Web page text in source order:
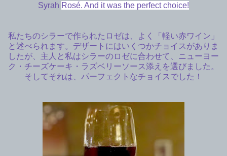
Syrah Rosé. And it was the perfect choice!
私たちのシラーで作られたロゼは、よく「軽い赤ワイン」
と述べられます。デザートにはいくつかチョイスがありま
したが、主人と私はシラーのロゼに合わせて、ニューヨー
ク・チーズケーキ・ラズベリーソース添えを選びました。
そしてそれは、パーフェクトなチョイスでした！